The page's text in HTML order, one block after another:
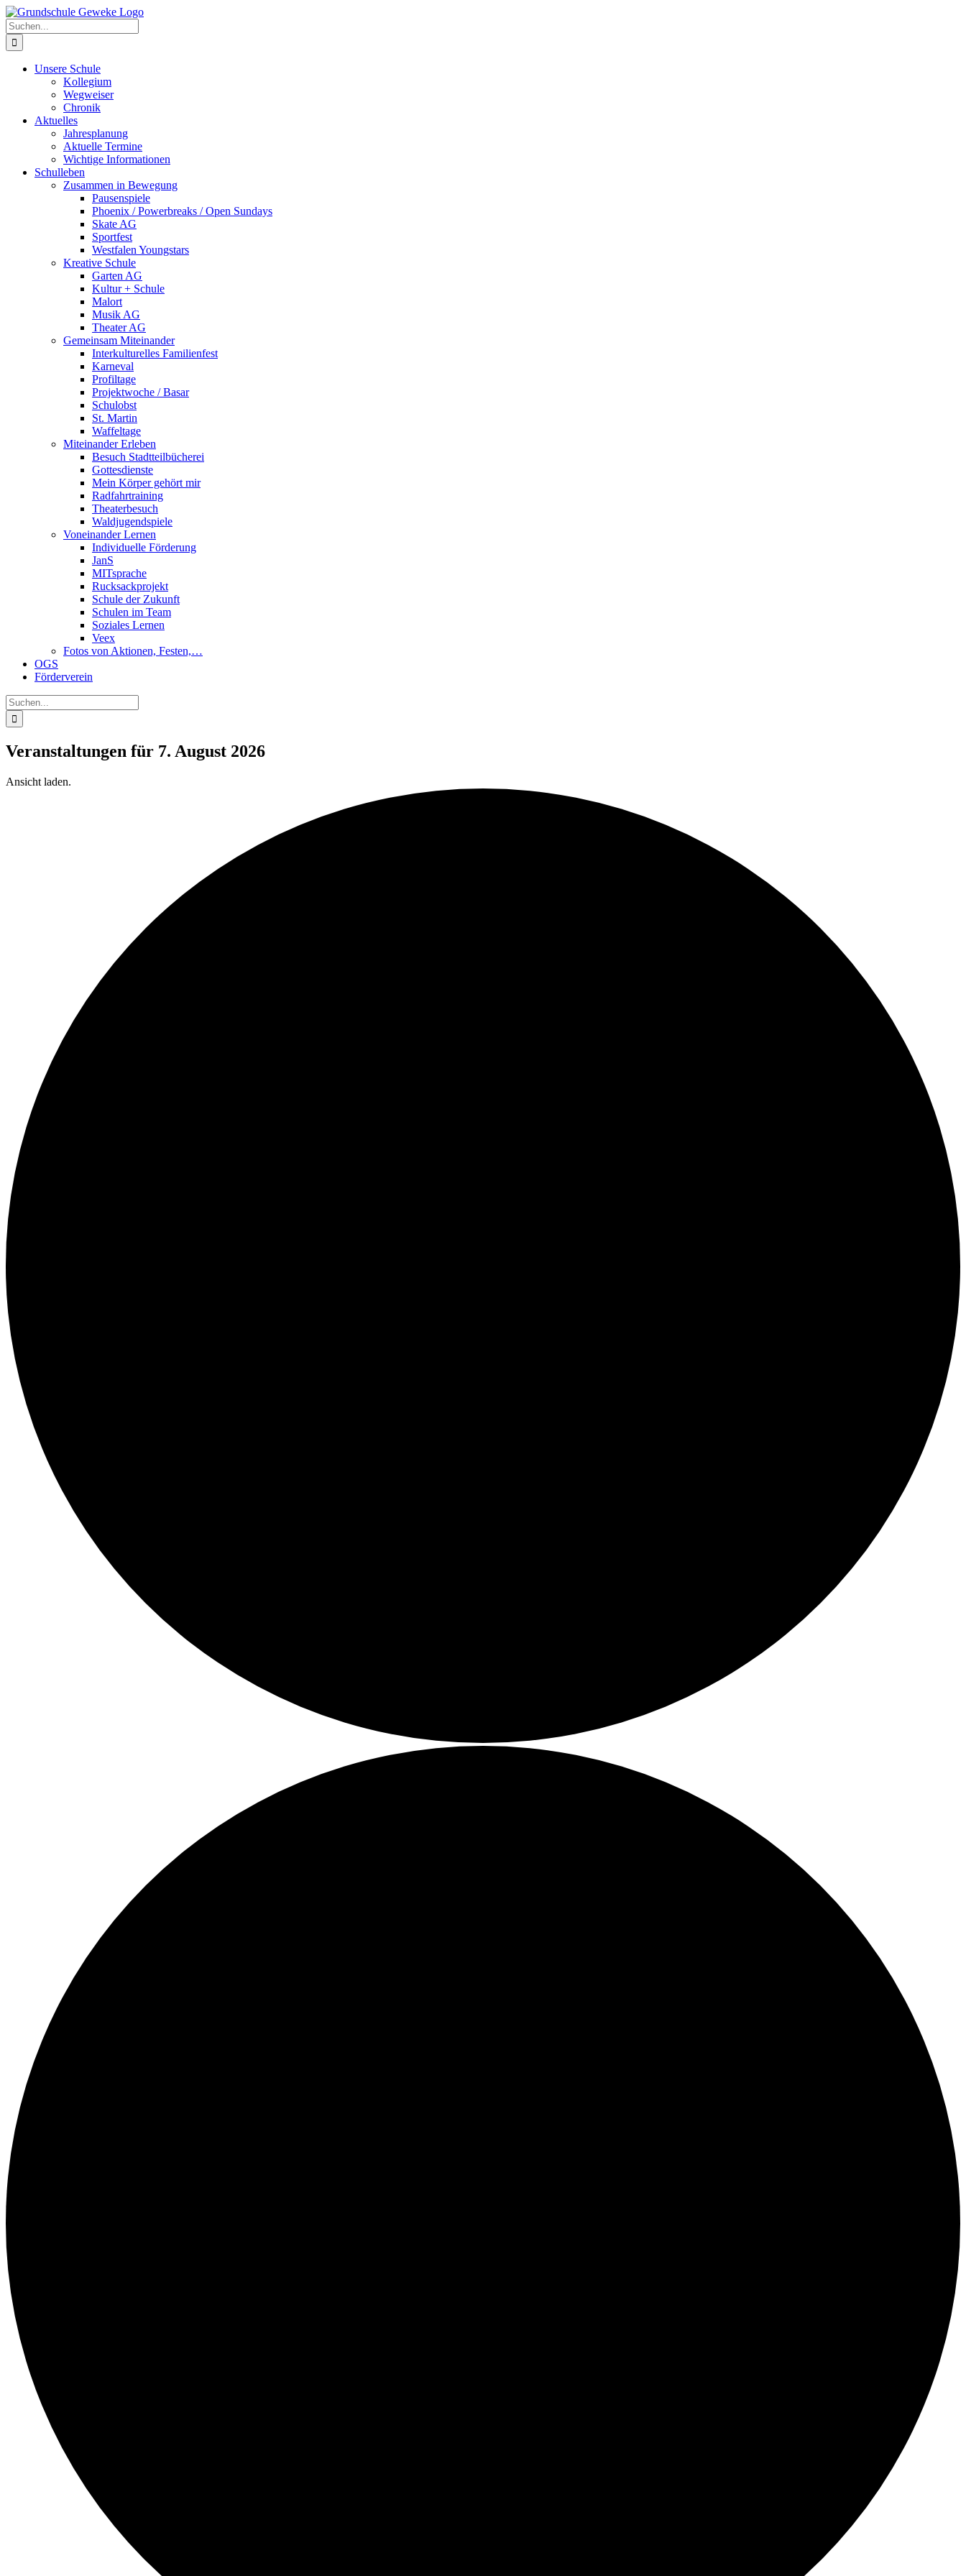
Zum
Inhalt
springen
Suche
nach:
Unsere Schule
Kollegium
Wegweiser
Chronik
Aktuelles
Jahresplanung
Aktuelle Termine
Wichtige Informationen
Schulleben
Zusammen in Bewegung
Pausenspiele
Phoenix / Powerbreaks / Open Sundays
Skate AG
Sportfest
Westfalen Youngstars
Kreative Schule
Garten AG
Kultur + Schule
Malort
Musik AG
Theater AG
Gemeinsam Miteinander
Interkulturelles Familienfest
Karneval
Profiltage
Projektwoche / Basar
Schulobst
St. Martin
Waffeltage
Miteinander Erleben
Besuch Stadtteilbücherei
Gottesdienste
Mein Körper gehört mir
Radfahrtraining
Theaterbesuch
Waldjugendspiele
Voneinander Lernen
Individuelle Förderung
JanS
MITsprache
Rucksackprojekt
Schule der Zukunft
Schulen im Team
Soziales Lernen
Veex
Fotos von Aktionen, Festen,…
OGS
Förderverein
Suche
nach:
Veranstaltungen für 7. August 2026
Ansicht laden.